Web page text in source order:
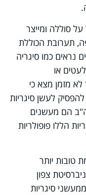
סוללה ומייצר
תערובת הכוללת
נראים כמו סיגריה
או
לא מזמן מצא כי
לעשן סיגריות
ארה"ב הם מעשנים
הללו פופולריות
טובות יותר
צפון
סיגריות